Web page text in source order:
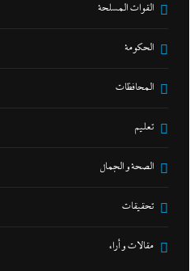
القوات المسلحة
الحكومة
المحافظات
تعليم
الصحة و الجمال
تحقيقات
مقالات و أراء